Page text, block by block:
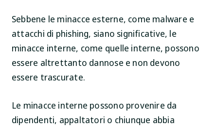
Sebbene le minacce esterne, come malware e
attacchi di phishing, siano significative, le
minacce interne, come quelle interne, possono
essere altrettanto dannose e non devono
essere trascurate.
Le minacce interne possono provenire da
dipendenti, appaltatori o chiunque abbia